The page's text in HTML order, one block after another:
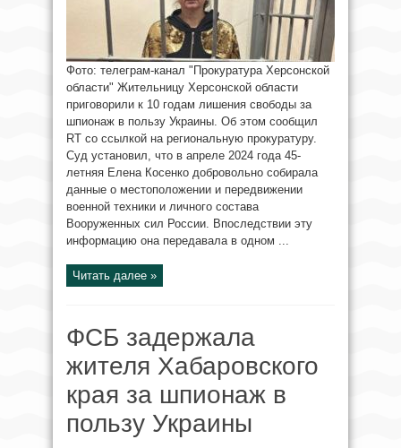
Фото: телеграм-канал "Прокуратура Херсонской
области" Жительницу Херсонской области
приговорили к 10 годам лишения свободы за
шпионаж в пользу Украины. Об этом сообщил
RT со ссылкой на региональную прокуратуру.
Суд установил, что в апреле 2024 года 45-
летняя Елена Косенко добровольно собирала
данные о местоположении и передвижении
военной техники и личного состава
Вооруженных сил России. Впоследствии эту
информацию она передавала в одном ...
Читать далее »
ФСБ задержала
жителя Хабаровского
края за шпионаж в
пользу Украины